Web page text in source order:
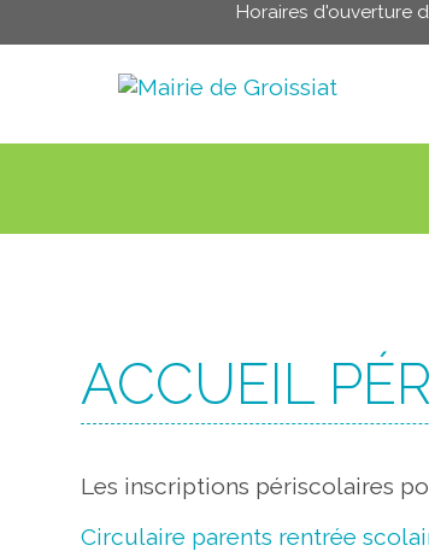
Horaires d'ouverture
ACCUEIL
Les inscriptions périscolaires
Circulaire parents rentrée